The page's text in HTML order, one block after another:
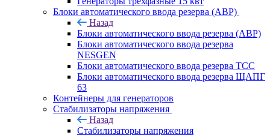
Блоки автоматического ввода резерва (АВР)
Назад
Блоки автоматического ввода резерва (АВР)
Блоки автоматического ввода резерва
NESGEN
Блоки автоматического ввода резерва ТСС
Блоки автоматического ввода резерва ЩАПГ
63
Контейнеры для генераторов
Стабилизаторы напряжения
Назад
Стабилизаторы напряжения